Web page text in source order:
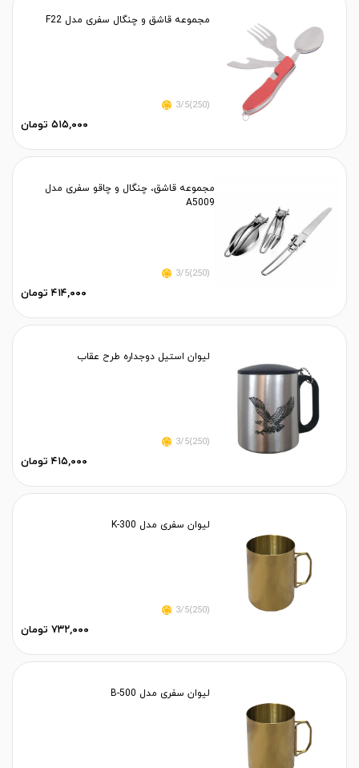
مجموعه قاشق و چنگال سفری مدل F22
(250)3/5
۵۱۵,۰۰۰ تومان
مجموعه قاشق، چنگال و چاقو سفری مدل
A5009
(250)3/5
۴۱۴,۰۰۰ تومان
لیوان استیل دوجداره طرح عقاب
(250)3/5
۴۱۵,۰۰۰ تومان
لیوان سفری مدل K-300
(250)3/5
۷۳۲,۰۰۰ تومان
لیوان سفری مدل B-500